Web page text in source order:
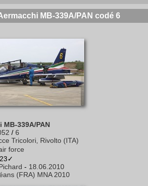
MB-339A/PAN codé 6
MB-339A/PAN
/ 6
Tricolori, Rivolto (ITA)
force
- 18.06.2010
(FRA) MNA 2010